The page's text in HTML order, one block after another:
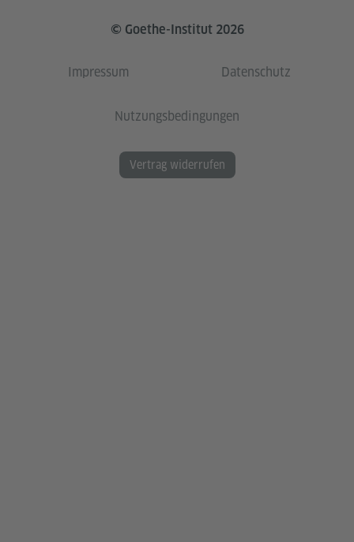
© Goethe-Institut 2026
Impressum Datenschutz
Nutzungsbedingungen
Vertrag widerrufen